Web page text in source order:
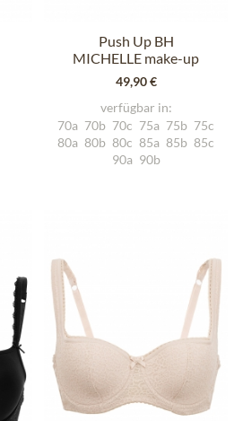
Push Up BH
MICHELLE make-up
49,90 €
verfügbar in:
70a 70b 70c 75a 75b 75c
80a 80b 80c 85a 85b 85c
90a 90b